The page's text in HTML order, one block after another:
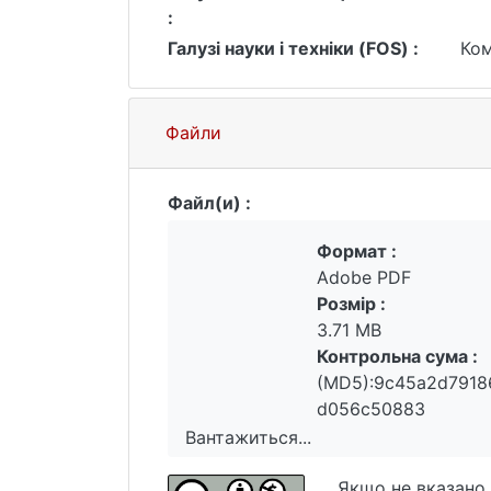
Дипломна робота складається зі
обсяг роботи становить _ сторінок,
Ключові слова: Штучний
мови(NLP), гібридний підхід,
:
Галузі науки і техніки (FOS) :
Файли
Файл(и) :
Вантажиться...
Вантажиться...
Формат :
Adobe PDF
Розмір :
3.71 MB
Контрольна сума :
d056c50883